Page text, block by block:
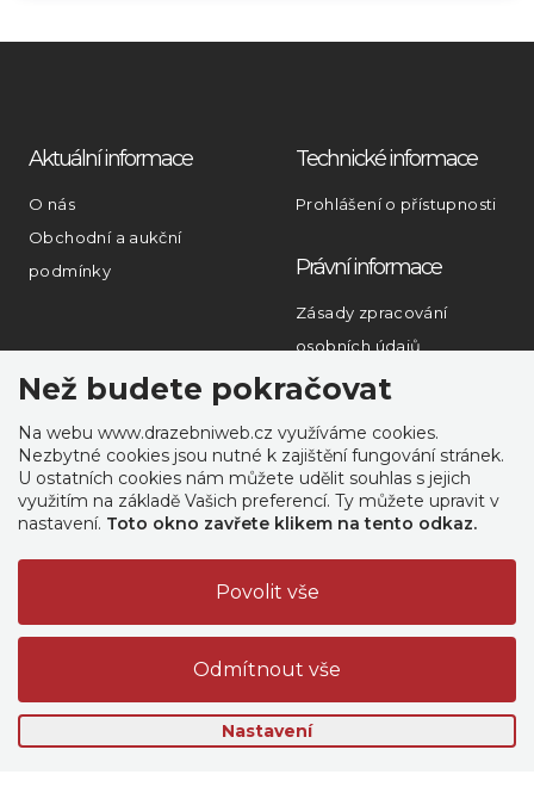
Aktuální informace
O nás
Obchodní a aukční
podmínky
Technické informace
Prohlášení o přístupnosti
Právní informace
Zásady zpracování
osobních údajů
Rychlý kontakt
PERTLIK SOFTWARE
s.r.o.
Mongolská 1469/38,
Ostrava
Office:
IČ: 06285538
Vytvořeno profesionály zPERTLIK SOFTWARE
Než budete pokračovat
Na webu www.drazebniweb.cz využíváme cookies.
Nezbytné cookies jsou nutné k zajištění fungování stránek.
U ostatních cookies nám můžete udělit souhlas s jejich
využitím na základě Vašich preferencí. Ty můžete upravit v
nastavení. Toto okno zavřete klikem na tento odkaz.
Nastavení